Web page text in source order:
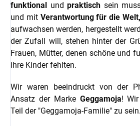
funktional
undpraktisch sein
und mitVerantwortung für die Welt,
aufwachsen werden, hergestellt
der Zufall will, stehen hinter der
Frauen, Mütter, denen schöne und
ihre Kinder fehlten.
Wir waren beeindruckt von der
Ansatz der Marke Geggamoja!
Teil der "Geggamoja-Familie" zu sein.